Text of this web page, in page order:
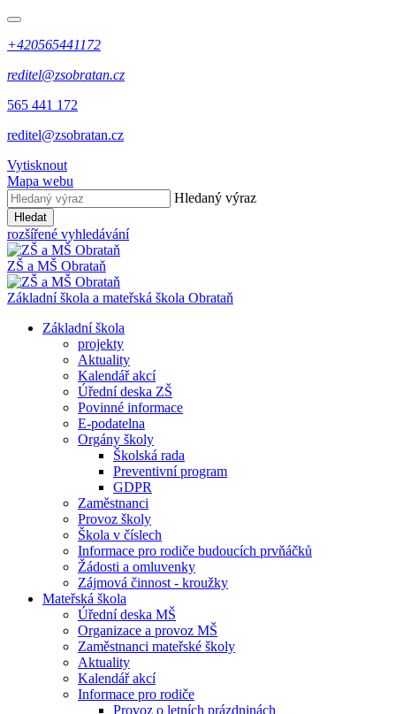
+420565441172
reditel@zsobratan.cz
565 441 172
reditel@zsobratan.cz
Vytisknout
Mapa webu
Hledaný výraz
Hledat
rozšířené vyhledávání
ZŠ a MŠ Obrataň
Základní škola a mateřská škola Obrataň
Základní škola
projekty
Aktuality
Kalendář akcí
Úřední deska ZŠ
Povinné informace
E-podatelna
Orgány školy
Školská rada
Preventivní program
GDPR
Zaměstnanci
Provoz školy
Škola v číslech
Informace pro rodiče budoucích prvňáčků
Žádosti a omluvenky
Zájmová činnost - kroužky
Mateřská škola
Úřední deska MŠ
Organizace a provoz MŠ
Zaměstnanci mateřské školy
Aktuality
Kalendář akcí
Informace pro rodiče
Provoz o letních prázdninách